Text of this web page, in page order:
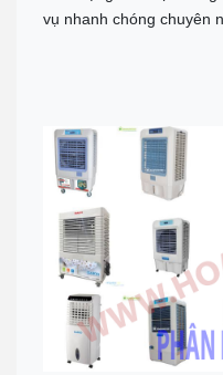
vụ nhanh chóng chuyên